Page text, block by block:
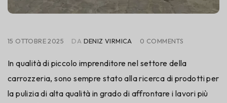
15 OTTOBRE 2025 DA DENIZ VIRMICA 0 COMMENTS
In qualità di piccolo imprenditore nel settore della
carrozzeria, sono sempre stato alla ricerca di prodotti per
la pulizia di alta qualità in grado di affrontare i lavori più